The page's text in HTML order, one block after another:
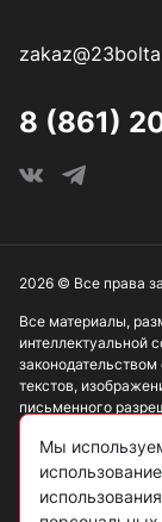
8 (861)
Все материалы,
текстов,
письменного
Информация,
ознакомительный
публичная оферта
2026 © Все права
Мы